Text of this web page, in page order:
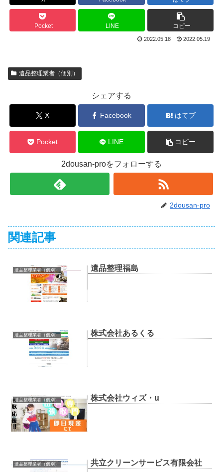
Pocket LINE コピー
2022.05.18 2022.05.19
遺品整理業者（個別）
シェアする
X Facebook はてブ
Pocket LINE コピー
2dousan-proをフォローする
2dousan-pro
関連記事
遺品整理業者（個別） 遺品整理福島
遺品整理業者（個別） 株式会社あるくる
遺品整理業者（個別） 株式会社ウィズ・u
遺品整理業者（個別） 共立クリーンサービス有限会社